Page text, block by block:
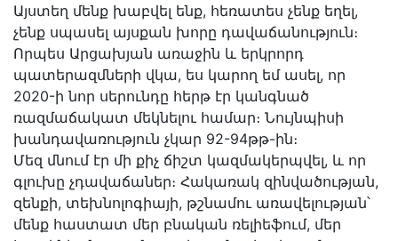
Այստեղ մենք խաբվել ենք, հեռատես չենք եղել,
չենք սպասել այսքան խորը դավաճանություն։
Որպես Արցախյան առաջին և երկրորդ
պատերազմների վկա, ես կարող եմ ասել, որ
2020-ի նոր սերունդը հերթ էր կանգնած
ռազմաճակատ մեկնելու համար։ Նույնպիսի
խանդավառություն չկար 92-94թթ-ին։
Մեզ մնում էր մի քիչ ճիշտ կազմակերպվել, և որ
գլուխը չդավաճաներ։ Հակառակ զինվածության,
զենքի, տեխնոլոգիայի, թշնամու առավելության՝
մենք հաստատ մեր բնական ռելիեֆում, մեր